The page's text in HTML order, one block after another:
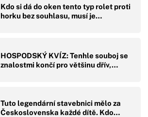
Kdo si dá do oken tento typ rolet proti
horku bez souhlasu, musí je…
HOSPODSKÝ KVÍZ: Tenhle souboj se
znalostmi končí pro většinu dřív,…
Tuto legendární stavebnici mělo za
Československa každé dítě. Kdo…